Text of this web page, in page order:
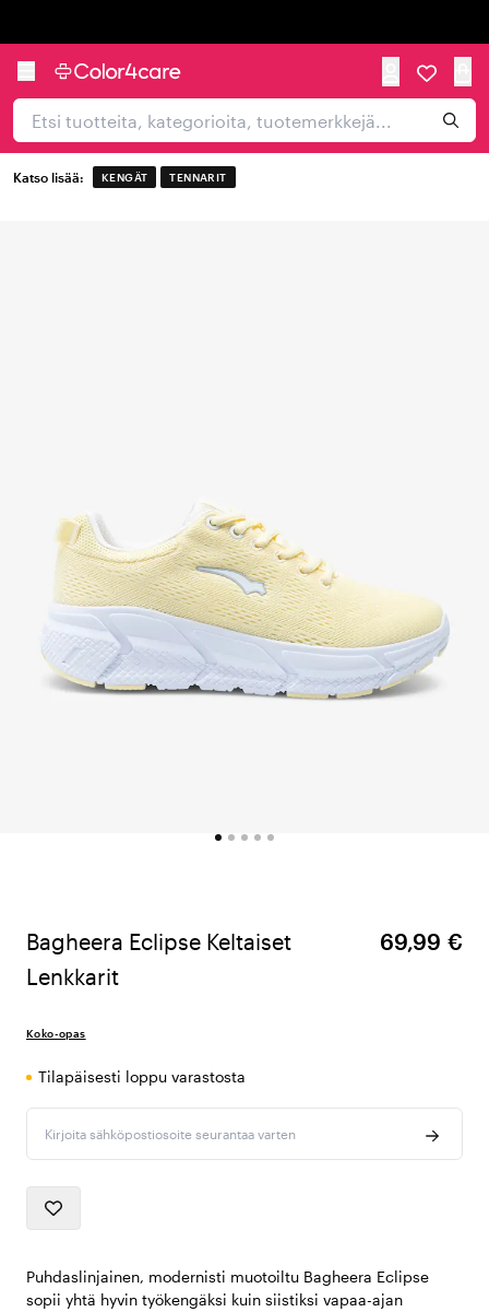
Katso lisää: KENGÄT TENNARIT
Bagheera Eclipse Keltaiset
Lenkkarit
69,99 €
Koko-opas
Tilapäisesti loppu varastosta
Puhdaslinjainen, modernisti muotoiltu Bagheera Eclipse
sopii yhtä hyvin työkengäksi kuin siistiksi vapaa-ajan